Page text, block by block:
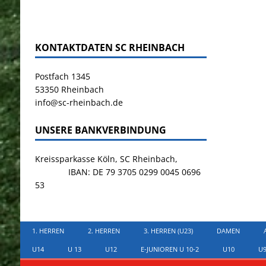
KONTAKTDATEN SC RHEINBACH
Postfach 1345
53350 Rheinbach
info@sc-rheinbach.de
UNSERE BANKVERBINDUNG
Kreissparkasse Köln, SC Rheinbach,
IBAN: DE 79 3705 0299 0045 0696
53
1. HERREN 2. HERREN 3. HERREN (U23) DAMEN
U14 U 13 U12 E-JUNIOREN U 10-2 U10 U9